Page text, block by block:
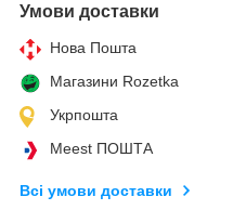
Умови доставки
Нова Пошта
Магазини Rozetka
Укрпошта
Meest ПОШТА
Всі умови доставки